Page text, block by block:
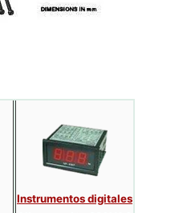
Instrumentos digitales